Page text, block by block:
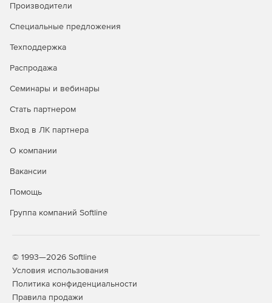
Производители
Специальные предложения
Техподдержка
Распродажа
Семинары и вебинары
Стать партнером
Вход в ЛК партнера
О компании
Вакансии
Помощь
Группа компаний Softline
© 1993—2026 Softline
Условия использования
Политика конфиденциальности
Правила продажи